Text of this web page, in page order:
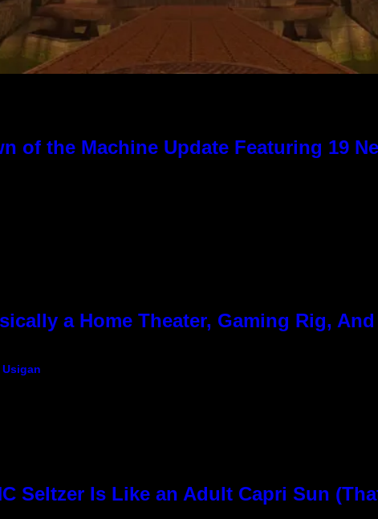
of the Machine Update Featuring 19
a Home Theater, Gaming Rig,
Seltzer Is Like an Adult Capri Sun